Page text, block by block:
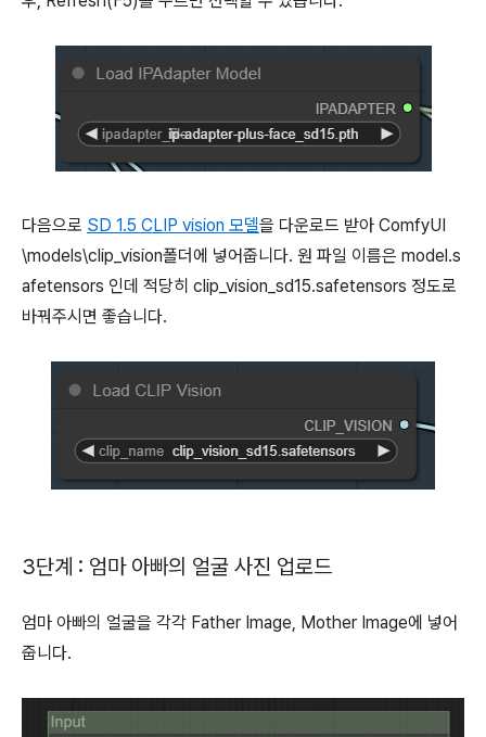
다음으로 SD 1.5 CLIP vision 모델을 다운로드 받아 ComfyUI
\models\clip_vision폴더에 넣어줍니다. 원 파일 이름은 model.s
afetensors 인데 적당히 clip_vision_sd15.safetensors 정도로
바꿔주시면 좋습니다.
3단계 : 엄마 아빠의 얼굴 사진 업로드
엄마 아빠의 얼굴을 각각 Father Image, Mother Image에 넣어
줍니다.